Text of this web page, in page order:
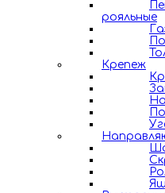
рояльные
Крепеж